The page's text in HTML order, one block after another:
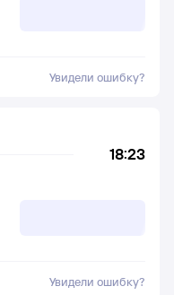
Увидели ошибку?
18:23
Увидели ошибку?